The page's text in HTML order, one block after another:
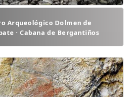
Arqueológico Dolmen de
· Cabana de Bergantiños